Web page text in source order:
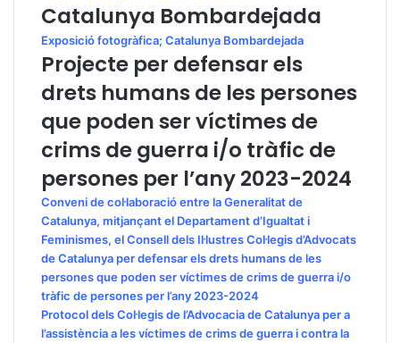
Catalunya Bombardejada
Exposició fotogràfica; Catalunya Bombardejada
Projecte per defensar els
drets humans de les persones
que poden ser víctimes de
crims de guerra i/o tràfic de
persones per l’any 2023-2024
Conveni de col·laboració entre la Generalitat de
Catalunya, mitjançant el Departament d’Igualtat i
Feminismes, el Consell dels Il·lustres Col·legis d’Advocats
de Catalunya per defensar els drets humans de les
persones que poden ser víctimes de crims de guerra i/o
tràfic de persones per l’any 2023-2024
Protocol dels Col·legis de l’Advocacia de Catalunya per a
l’assistència a les víctimes de crims de guerra i contra la